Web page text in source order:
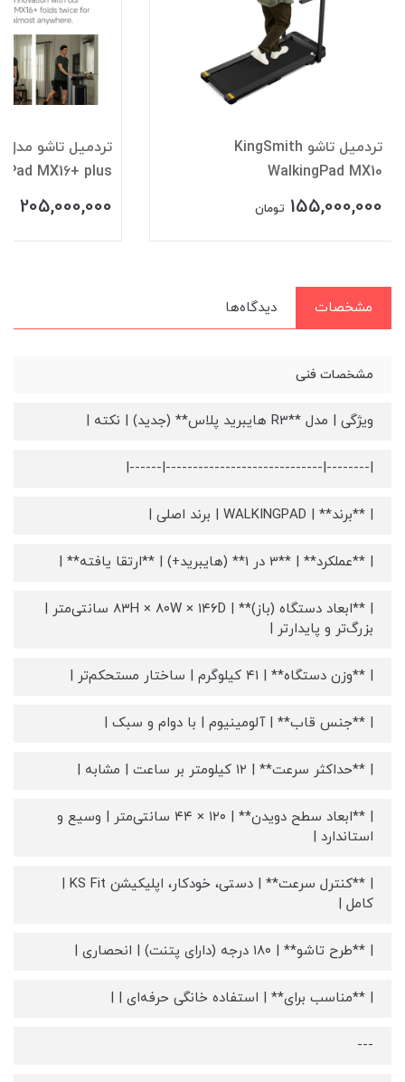
تردمیل تاشو KingSmith
WalkingPad MX10
155,000,000 تومان
MX16+ plus
205,000,000
مشخصات دیدگاه‌ها
مشخصات فنی
ویژگی | مدل **R3 هایبرید پلاس** (جدید) | نکته |
|--------|-----------------------------|------|
| **برند** | WALKINGPAD | برند اصلی |
| **عملکرد** | **3 در 1** (هایبرید+) | **ارتقا یافته** |
| **ابعاد دستگاه (باز)** | ۸۳H × ۸۰W × ۱۴۶D سانتی‌متر |
بزرگ‌تر و پایدارتر |
| **وزن دستگاه** | ۴۱ کیلوگرم | ساختار مستحکم‌تر |
| **جنس قاب** | آلومینیوم | با دوام و سبک |
| **حداکثر سرعت** | ۱۲ کیلومتر بر ساعت | مشابه |
| **ابعاد سطح دویدن** | ۱۲۰ × ۴۴ سانتی‌متر | وسیع و
استاندارد |
| **کنترل سرعت** | دستی، خودکار، اپلیکیشن KS Fit |
کامل |
| **طرح تاشو** | ۱۸۰ درجه (دارای پتنت) | انحصاری |
| **مناسب برای** | استفاده خانگی حرفه‌ای | |
---